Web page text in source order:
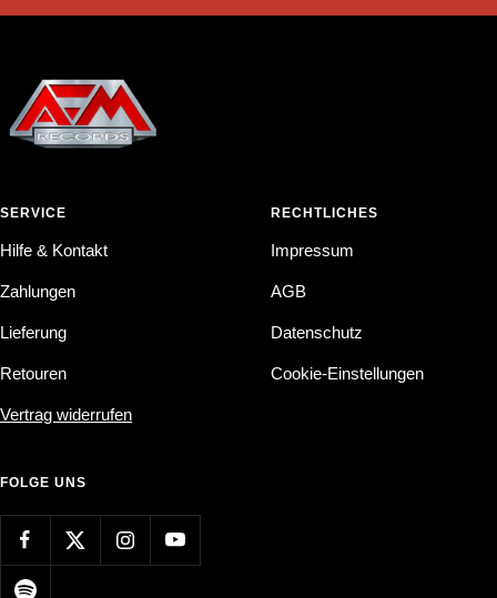
SERVICE
Hilfe & Kontakt
Zahlungen
Lieferung
Retouren
Vertrag widerrufen
RECHTLICHES
Impressum
AGB
Datenschutz
Cookie-Einstellungen
FOLGE UNS